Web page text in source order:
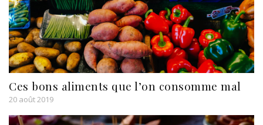
Ces bons aliments que l’on consomme mal
20 août 2019